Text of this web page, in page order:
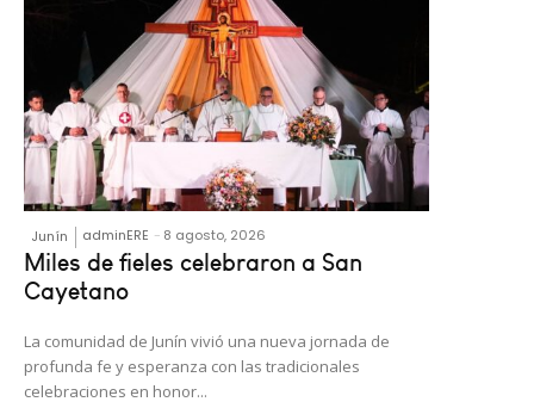
Junín adminERE - 8 agosto, 2026
Miles de fieles celebraron a San
Cayetano
La comunidad de Junín vivió una nueva jornada de
profunda fe y esperanza con las tradicionales
celebraciones en honor...